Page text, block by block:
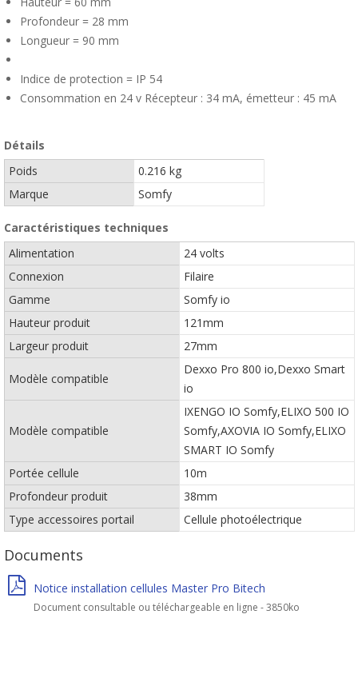
Profondeur = 28 mm
Longueur = 90 mm
Indice de protection = IP 54
Consommation en 24 v Récepteur : 34 mA, émetteur : 45 mA
Détails
Poids
0.216 kg
Marque
Somfy
Caractéristiques techniques
Alimentation
24 volts
Connexion
Filaire
Gamme
Somfy io
Hauteur produit
121mm
Largeur produit
27mm
Modèle compatible
Dexxo Pro 800 io,Dexxo Smart
io
Modèle compatible
IXENGO IO Somfy,ELIXO 500 IO
Somfy,AXOVIA IO Somfy,ELIXO
SMART IO Somfy
Portée cellule
10m
Profondeur produit
38mm
Type accessoires portail
Cellule photoélectrique
Documents
Notice installation cellules Master Pro Bitech
Document consultable ou téléchargeable en ligne - 3850ko